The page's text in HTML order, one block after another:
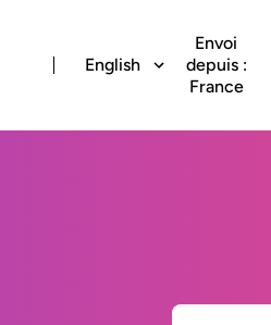
English
Envoi
depuis :
France